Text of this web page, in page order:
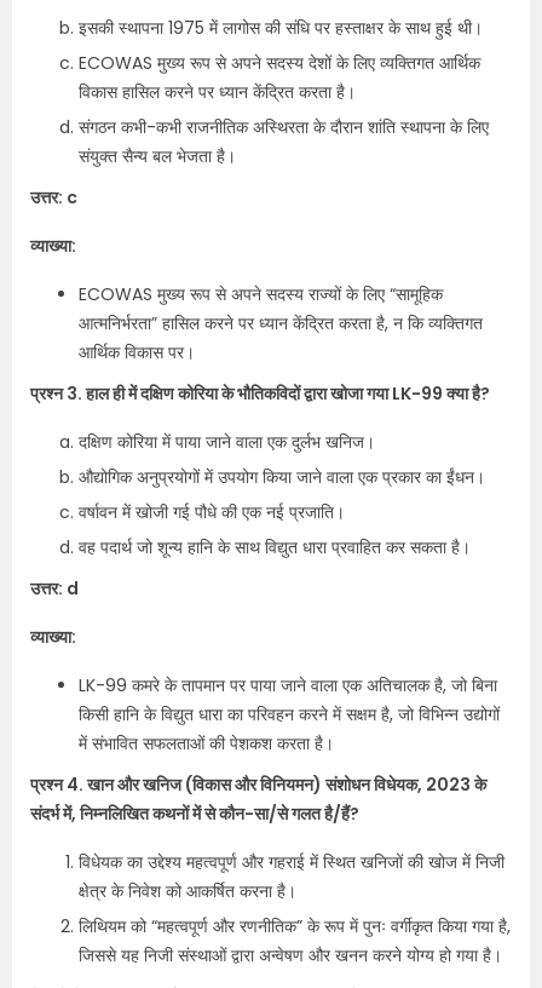
इसकी स्थापना 1975 में लागोस की संधि पर हस्ताक्षर के साथ हुई थी।
ECOWAS मुख्य रूप से अपने सदस्य देशों के लिए व्यक्तिगत आर्थिक
विकास हासिल करने पर ध्यान केंद्रित करता है।
संगठन कभी-कभी राजनीतिक अस्थिरता के दौरान शांति स्थापना के लिए
संयुक्त सैन्य बल भेजता है।
उत्तर: c
व्याख्या:
ECOWAS मुख्य रूप से अपने सदस्य राज्यों के लिए “सामूहिक
आत्मनिर्भरता” हासिल करने पर ध्यान केंद्रित करता है, न कि व्यक्तिगत
आर्थिक विकास पर।
प्रश्न 3. हाल ही में दक्षिण कोरिया के भौतिकविदों द्वारा खोजा गया LK-99 क्या है?
दक्षिण कोरिया में पाया जाने वाला एक दुर्लभ खनिज।
औद्योगिक अनुप्रयोगों में उपयोग किया जाने वाला एक प्रकार का ईंधन।
वर्षावन में खोजी गई पौधे की एक नई प्रजाति।
वह पदार्थ जो शून्य हानि के साथ विद्युत धारा प्रवाहित कर सकता है।
उत्तर: d
व्याख्या:
LK-99 कमरे के तापमान पर पाया जाने वाला एक अतिचालक है, जो बिना
किसी हानि के विद्युत धारा का परिवहन करने में सक्षम है, जो विभिन्न उद्योगों
में संभावित सफलताओं की पेशकश करता है।
प्रश्न 4. खान और खनिज (विकास और विनियमन) संशोधन विधेयक, 2023 के
संदर्भ में, निम्नलिखित कथनों में से कौन-सा/से गलत है/हैं?
विधेयक का उद्देश्य महत्वपूर्ण और गहराई में स्थित खनिजों की खोज में निजी
क्षेत्र के निवेश को आकर्षित करना है।
लिथियम को “महत्वपूर्ण और रणनीतिक” के रूप में पुनः वर्गीकृत किया गया है,
जिससे यह निजी संस्थाओं द्वारा अन्वेषण और खनन करने योग्य हो गया है।